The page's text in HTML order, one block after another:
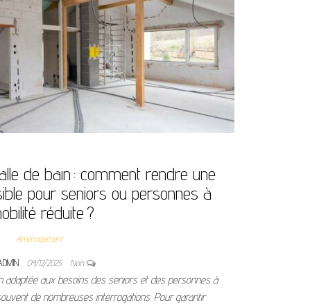
de bain : comment rendre une
pour seniors ou personnes à
réduite ?
Aménagement
04/12/2025 Non
adaptée aux besoins des seniors et des personnes à
de nombreuses interrogations. Pour garantir